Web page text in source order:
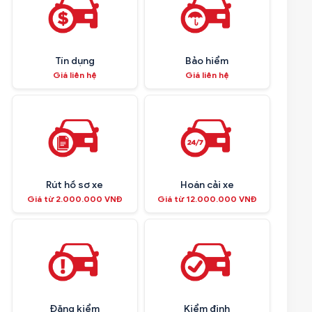
Tín dụng
Giá liên hệ
Bảo hiểm
Giá liên hệ
Rút hồ sơ xe
Giá từ 2.000.000 VNĐ
Hoán cải xe
Giá từ 12.000.000 VNĐ
Đăng kiểm Kiểm định